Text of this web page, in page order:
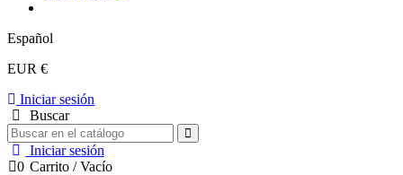
Español
EUR €
Iniciar sesión
Buscar
Iniciar sesión
0 Carrito /Vacío